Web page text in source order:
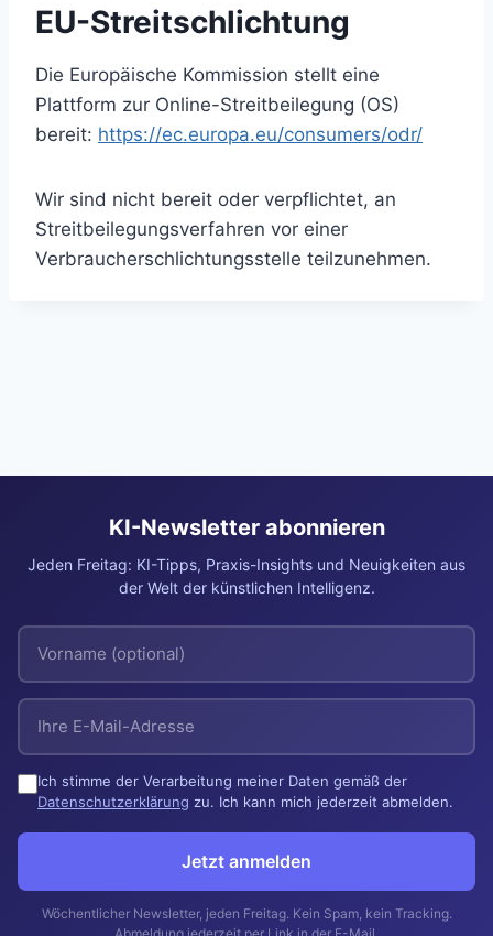
EU-Streitschlichtung
Die Europäische Kommission stellt eine
Plattform zur Online-Streitbeilegung (OS)
bereit: https://ec.europa.eu/consumers/odr/
Wir sind nicht bereit oder verpflichtet, an
Streitbeilegungsverfahren vor einer
Verbraucherschlichtungsstelle teilzunehmen.
KI-Newsletter abonnieren
Jeden Freitag: KI-Tipps, Praxis-Insights und Neuigkeiten aus
der Welt der künstlichen Intelligenz.
Ich stimme der Verarbeitung meiner Daten gemäß der
Datenschutzerklärung zu. Ich kann mich jederzeit abmelden.
Jetzt anmelden
Wöchentlicher Newsletter, jeden Freitag. Kein Spam, kein Tracking.